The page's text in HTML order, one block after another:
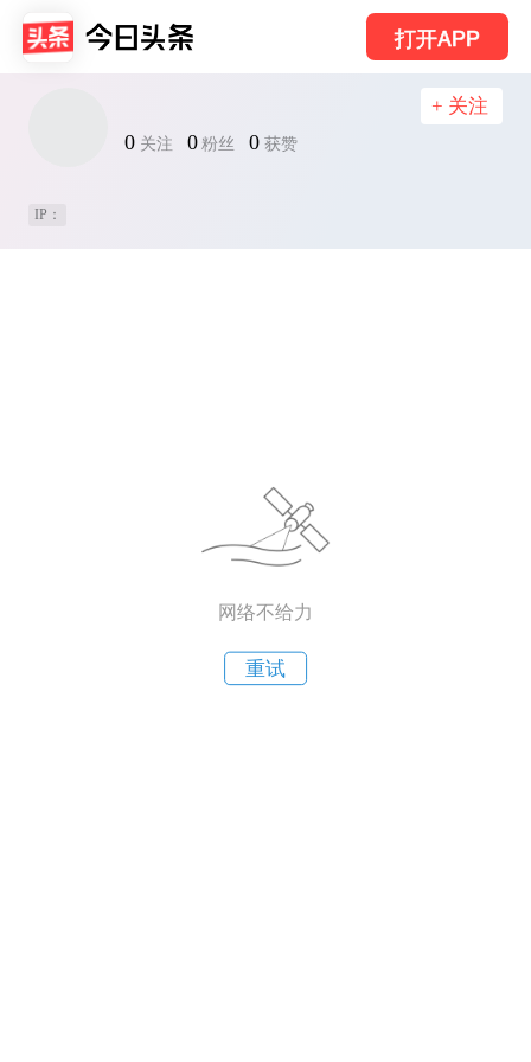
打开APP
0 关注 0 粉丝 0 获赞
+ 关注
IP：
网络不给力
重试